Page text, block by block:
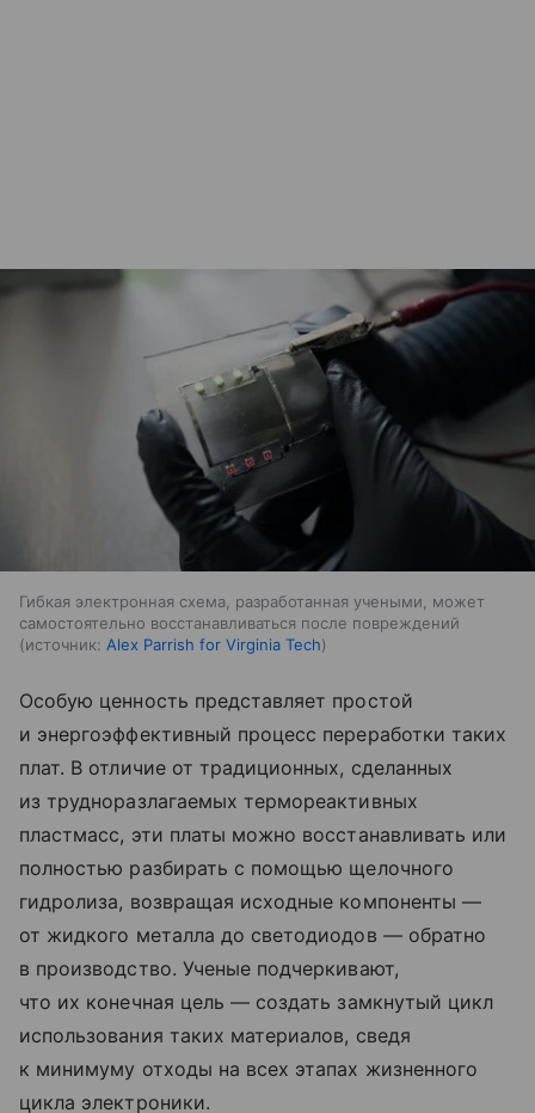
Гибкая электронная схема, разработанная учеными, может
самостоятельно восстанавливаться после повреждений
источник: Alex Parrish for Virginia Tech
Особую ценность представляет простой
и энергоэффективный процесс переработки таких
плат. В отличие от традиционных, сделанных
из трудноразлагаемых термореактивных
пластмасс, эти платы можно восстанавливать или
полностью разбирать с помощью щелочного
гидролиза, возвращая исходные компоненты —
от жидкого металла до светодиодов — обратно
в производство. Ученые подчеркивают,
что их конечная цель — создать замкнутый цикл
использования таких материалов, сведя
к минимуму отходы на всех этапах жизненного
цикла электроники.